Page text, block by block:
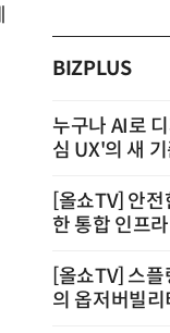
BIZPLUS
누구나 AI로
심 UX'의 새
[올쇼TV] 안
한 통합 인프
[올쇼TV] 스
의 옵저버빌